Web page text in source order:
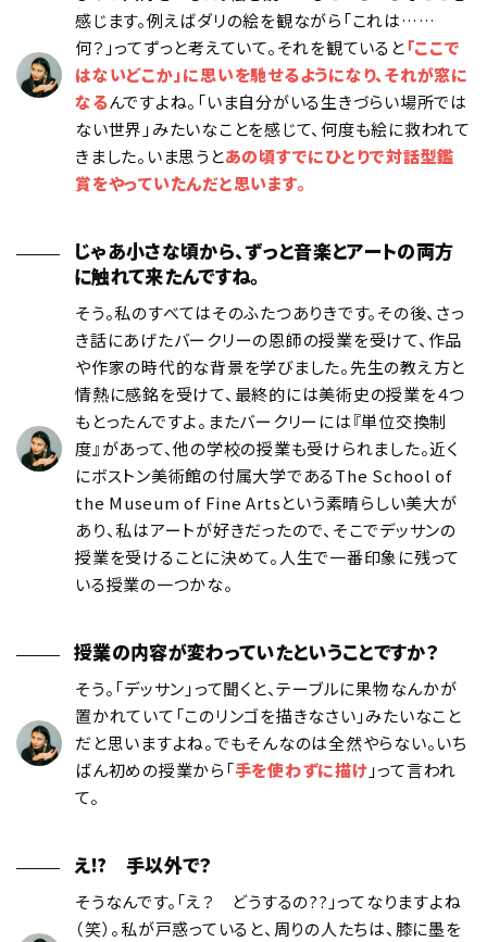
感じます。例えばダリの絵を観ながら「これは……
何？」ってずっと考えていて。それを観ていると「ここで
はないどこか」に思いを馳せるようになり、それが窓に
なるんですよね。「いま自分がいる生きづらい場所では
ない世界」みたいなことを感じて、何度も絵に救われて
きました。いま思うとあの頃すでにひとりで対話型鑑
賞をやっていたんだと思います。
じゃあ小さな頃から、ずっと音楽とアートの両方
に触れて来たんですね。
そう。私のすべてはそのふたつありきです。その後、さっ
き話にあげたバークリーの恩師の授業を受けて、作品
や作家の時代的な背景を学びました。先生の教え方と
情熱に感銘を受けて、最終的には美術史の授業を４つ
もとったんですよ。またバークリーには『単位交換制
度』があって、他の学校の授業も受けられました。近く
にボストン美術館の付属大学であるThe School of
the Museum of Fine Artsという素晴らしい美大が
あり、私はアートが好きだったので、そこでデッサンの
授業を受けることに決めて。人生で一番印象に残って
いる授業の一つかな。
授業の内容が変わっていたということですか？
そう。「デッサン」って聞くと、テーブルに果物なんかが
置かれていて「このリンゴを描きなさい」みたいなこと
だと思いますよね。でもそんなのは全然やらない。いち
ばん初めの授業から「手を使わずに描け 」って言われ
て。
え⁉︎ 手以外で？
そうなんです。「え？ どうするの??」ってなりますよね
（笑）。私が戸惑っていると、周りの人たちは、膝に墨を